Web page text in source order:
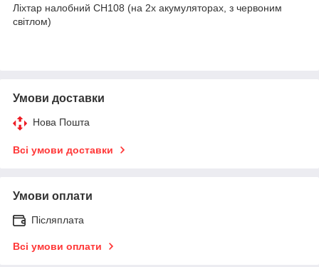
Ліхтар налобний СН108 (на 2х акумуляторах, з червоним
світлом)
Умови доставки
Нова Пошта
Всі умови доставки
Умови оплати
Післяплата
Всі умови оплати